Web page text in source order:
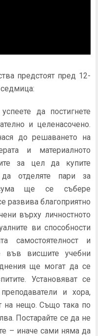
предстоят пред 12-
седмица:
да постигнете
и целенасочено.
до решаването на
и материалното
за цел да купите
отделяте пари за
сума ще се събере
развива благоприятно
върху личностното
ви способности
самостоятелност и
във висшите учебни
ще могат да се
Установяват се
и хора,
на нещо. Също така по
Постарайте се да не
– иначе сами няма да